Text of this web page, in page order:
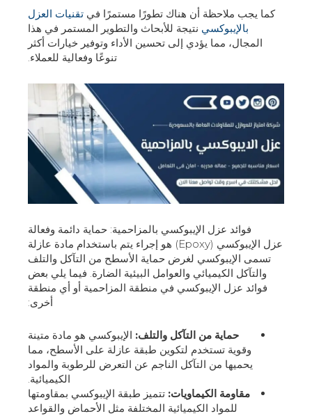
كما يجب ملاحظة أن هناك تطورًا مستمرًا في تقنيات العزل
بالإيبوكسي نتيجة للأبحاث والتطوير المستمر في هذا
المجال، مما يؤدي إلى تحسين الأداء وتوفير خيارات أكثر
تنوعًا وفعالية للعملاء.
فوائد عزل الإيبوكسي بالمزاحمية: حماية دائمة وفعالة
عزل الإيبوكسي (Epoxy) هو إجراء يتم باستخدام مادة عازلة
تسمى الإيبوكسي لغرض حماية الأسطح من التآكل والتلف
والتآكل الكيميائي والعوامل البيئية الضارة. فيما يلي بعض
فوائد عزل الإيبوكسي في منطقة المزاحمية أو أي منطقة
أخرى:
حماية من التآكل والتلف: الإيبوكسي هو مادة متينة
وقوية تستخدم لتكوين طبقة عازلة على الأسطح، مما
يحميها من التآكل الناجم عن التعرض للرطوبة والمواد
الكيميائية.
مقاومة الكيماويات: تتميز طبقة الإيبوكسي بمقاومتها
للمواد الكيميائية المختلفة مثل الأحماض والقواعد